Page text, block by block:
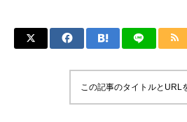
この記事のタイトルとURL